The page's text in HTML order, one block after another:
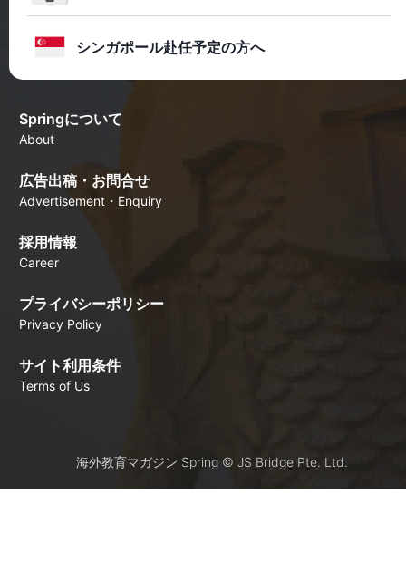
シンガポール赴任予定の方へ
Springについて
About
広告出稿・お問合せ
Advertisement・Enquiry
採用情報
Career
プライバシーポリシー
Privacy Policy
サイト利用条件
Terms of Us
海外教育マガジン Spring © JS Bridge Pte. Ltd.